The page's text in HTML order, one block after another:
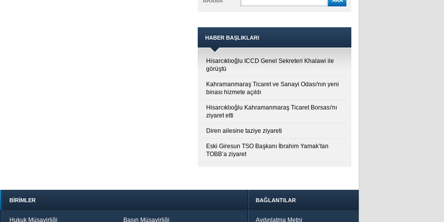
HABER BAŞLIKLARI
Hisarcıklıoğlu ICCD Genel Sekreteri Khalawi ile
görüştü
Kahramanmaraş Ticaret ve Sanayi Odası'nın yeni
binası hizmete açıldı
Hisarcıklıoğlu Kahramanmaraş Ticaret Borsası'nı
ziyaret etti
Diren ailesine taziye ziyareti
Eski Giresun TSO Başkanı İbrahim Yamak’tan
TOBB’a ziyaret
BİRİMLER
Hukuk Müşavirliği Basın Müşavirliği
BAĞLANTILAR
Aydınlatma Metni